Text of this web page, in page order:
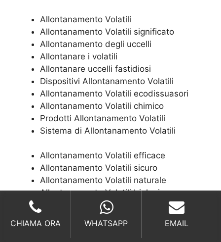
Allontanamento Volatili
Allontanamento Volatili significato
Allontanamento degli uccelli
Allontanare i volatili
Allontanare uccelli fastidiosi
Dispositivi Allontanamento Volatili
Allontanamento Volatili ecodissuasori
Allontanamento Volatili chimico
Prodotti Allontanamento Volatili
Sistema di Allontanamento Volatili
Allontanamento Volatili efficace
Allontanamento Volatili sicuro
Allontanamento Volatili naturale
Allontanamento Volatili biologico
Allontanamento Volatili non tossico
Allontanamento Volatili professionale
Allontanamento Volatili serricoltura
CHIAMA ORA WHATSAPP EMAIL